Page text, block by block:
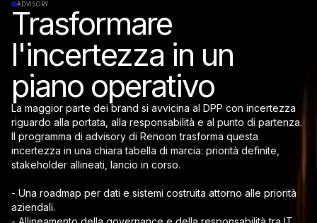
ADVISORY
Trasformare
l'incertezza in un
piano operativo
La maggior parte dei brand si avvicina al DPP con incertezza
riguardo alla portata, alla responsabilità e al punto di partenza.
Il programma di advisory di Renoon trasforma questa
incertezza in una chiara tabella di marcia: priorità definite,
stakeholder allineati, lancio in corso.
- Una roadmap per dati e sistemi costruita attorno alle priorità
aziendali.